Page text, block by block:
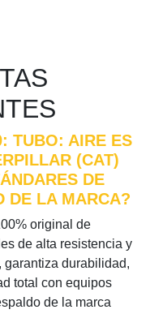
TUBO: AIRE ES
(CAT)
DE
DE LA MARCA?
original de
de alta resistencia y
garantiza durabilidad,
total con equipos
de la marca